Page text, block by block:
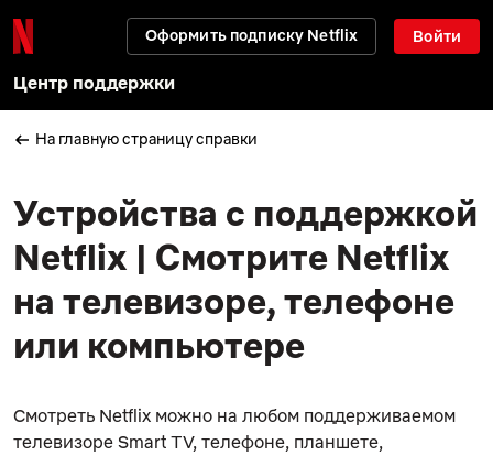
Оформить подписку Netflix Войти
Центр поддержки
На главную страницу справки
Устройства с поддержкой
Netflix | Смотрите Netflix
на телевизоре, телефоне
или компьютере
Смотреть Netflix можно на любом поддерживаемом
телевизоре Smart TV, телефоне, планшете,